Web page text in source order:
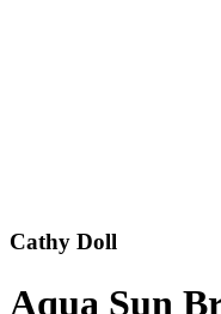
Cathy Doll
Aqua Sun